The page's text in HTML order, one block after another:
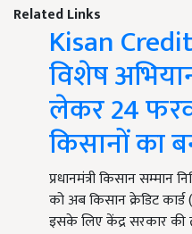
Related Links
Kisan
विशेष
लेकर 24
किसानों का
प्रधानमंत्री किसान सम्मान
को अब किसान क्रेडिट
इसके लिए केंद्र सरकार की